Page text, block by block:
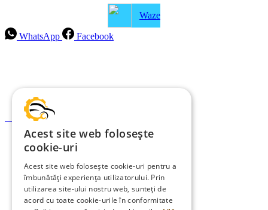
Waze
WhatsApp
Facebook
Politica de ramburs și retur
Formular de retur
Garanții
Termeni și condiții
Politica de Cookies
Acest site web folosește
cookie-uri
Acest site web folosește cookie-uri pentru a
îmbunătăți experiența utilizatorului. Prin
utilizarea site-ului nostru web, sunteți de
acord cu toate cookie-urile în conformitate